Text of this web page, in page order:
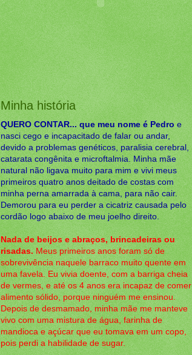
Minha história
QUERO CONTAR... que meu nome é Pedroe
nasci cego e incapacitado de falar ou andar,
devido a problemas genéticos, paralisia cerebral,
catarata congênita e microftalmia. Minha mãe
natural não ligava muito para mim e vivi meus
primeiros quatro anos deitado de costas com
minha perna amarrada à cama, para não cair.
Demorou para eu perder a cicatriz causada pelo
cordão logo abaixo de meu joelho direito.
Nada de beijos e abraços, brincadeiras ou
risadas.Meus primeiros anos foram só de
sobrevivência naquele barraco muito quente em
uma favela. Eu vivia doente, com a barriga cheia
de vermes, e até os 4 anos era incapaz de comer
alimento sólido, porque ninguém me ensinou.
Depois de desmamado, minha mãe me manteve
vivo com uma mistura de água, farinha de
mandioca e açúcar que eu tomava em um copo,
pois perdi a habilidade de sugar.